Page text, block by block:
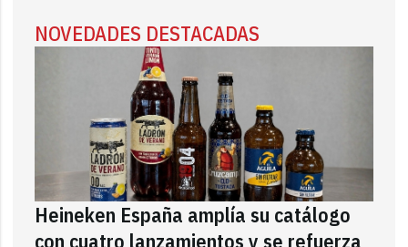
NOVEDADES DESTACADAS
Heineken España amplía su catálogo
con cuatro lanzamientos y se refuerza